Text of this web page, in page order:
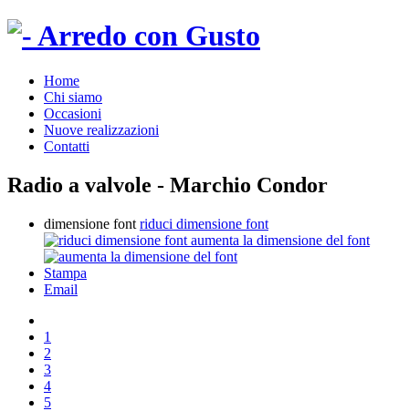
Home
Chi siamo
Occasioni
Nuove realizzazioni
Contatti
Radio a valvole - Marchio Condor
dimensione font riduci dimensione font
aumenta la dimensione del font
Stampa
Email
1
2
3
4
5